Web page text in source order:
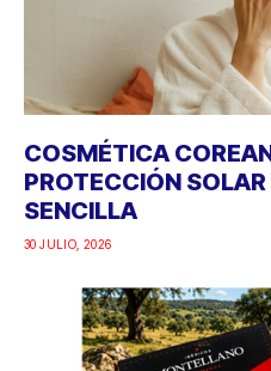
COSMÉTICA
PROTECCIÓN
SENCILLA
30 JULIO, 2026